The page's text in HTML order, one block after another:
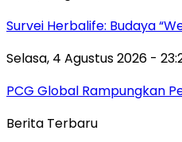
Survei Herbalife: Budaya
Selasa, 4 Agustus 2026 -
PCG Global Rampungkan
Berita Terbaru